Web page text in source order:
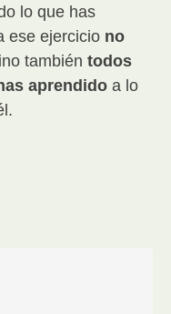
lo que has
ese ejercicio no
también todos
aprendido a lo